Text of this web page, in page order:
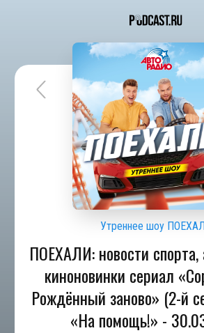
Утреннее шоу
ПОЕХАЛИ: новости спорта,
киноновинки сериал
Рождённый заново» (2-й
«На помощь!» -